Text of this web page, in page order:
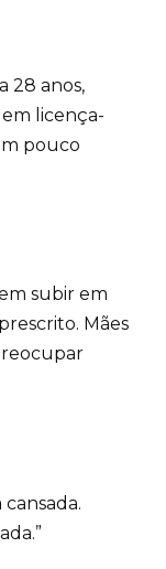
28 anos,
licença-
pouco
subir em
Mães
cansada.